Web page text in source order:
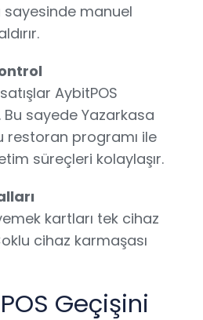
sayesinde manuel
AybitPOS
sayede Yazarkasa
restoran programı ile
süreçleri kolaylaşır.
kartları tek cihaz
cihaz karmaşası
Geçişini